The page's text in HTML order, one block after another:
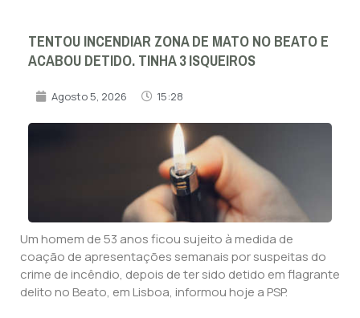
TENTOU INCENDIAR ZONA DE MATO NO BEATO E
ACABOU DETIDO. TINHA 3 ISQUEIROS
Agosto 5, 2026 15:28
Um homem de 53 anos ficou sujeito à medida de
coação de apresentações semanais por suspeitas do
crime de incêndio, depois de ter sido detido em flagrante
delito no Beato, em Lisboa, informou hoje a PSP.